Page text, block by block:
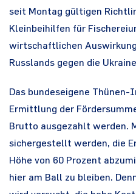
seit Montag gültigen
Kleinbeihilfen für
wirtschaftlichen
Russlands gegen die
Das bundeseigene
Ermittlung der
Brutto ausgezahlt werden.
sichergestellt werden, die
Höhe von 60 Prozent
hier am Ball zu bleiben.